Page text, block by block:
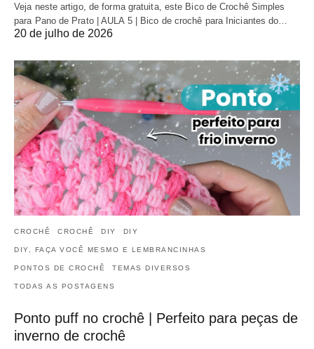
Veja neste artigo, de forma gratuita, este Bico de Crochê Simples
para Pano de Prato | AULA 5 | Bico de crochê para Iniciantes do…
20 de julho de 2026
CROCHÊ CROCHÊ DIY DIY
DIY, FAÇA VOCÊ MESMO E LEMBRANCINHAS
PONTOS DE CROCHÊ TEMAS DIVERSOS
TODAS AS POSTAGENS
Ponto puff no crochê | Perfeito para peças de
inverno de crochê